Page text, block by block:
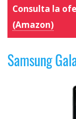
Consulta la
(Amazon)
Samsung